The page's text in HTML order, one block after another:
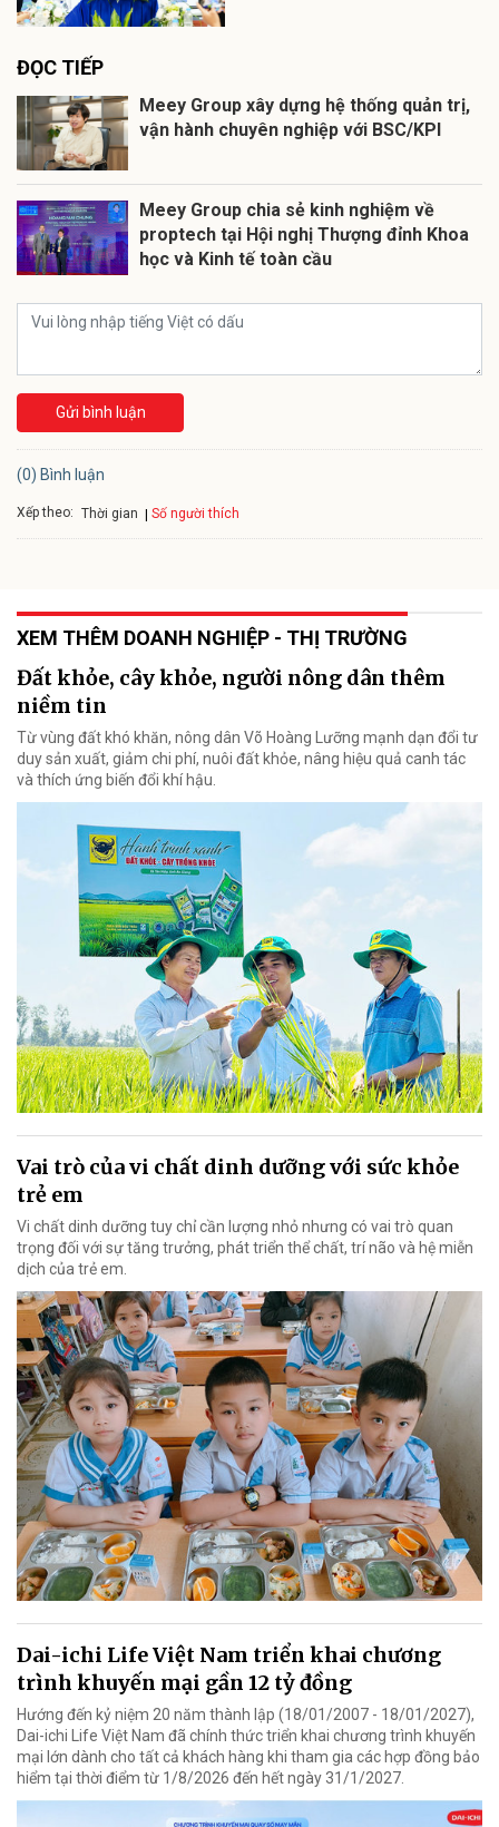
ĐỌC TIẾP
Meey Group xây dựng hệ thống quản trị,
vận hành chuyên nghiệp với BSC/KPI
Meey Group chia sẻ kinh nghiệm về
proptech tại Hội nghị Thượng đỉnh Khoa
học và Kinh tế toàn cầu
Gửi bình luận
(0) Bình luận
Xếp theo: Thời gian Số người thích
XEM THÊM DOANH NGHIỆP - THỊ TRƯỜNG
Đất khỏe, cây khỏe, người nông dân thêm
niềm tin
Từ vùng đất khó khăn, nông dân Võ Hoàng Lưỡng mạnh dạn đổi tư
duy sản xuất, giảm chi phí, nuôi đất khỏe, nâng hiệu quả canh tác
và thích ứng biến đổi khí hậu.
Vai trò của vi chất dinh dưỡng với sức khỏe
trẻ em
Vi chất dinh dưỡng tuy chỉ cần lượng nhỏ nhưng có vai trò quan
trọng đối với sự tăng trưởng, phát triển thể chất, trí não và hệ miễn
dịch của trẻ em.
Dai-ichi Life Việt Nam triển khai chương
trình khuyến mại gần 12 tỷ đồng
Hướng đến kỷ niệm 20 năm thành lập (18/01/2007 - 18/01/2027),
Dai-ichi Life Việt Nam đã chính thức triển khai chương trình khuyến
mại lớn dành cho tất cả khách hàng khi tham gia các hợp đồng bảo
hiểm tại thời điểm từ 1/8/2026 đến hết ngày 31/1/2027.